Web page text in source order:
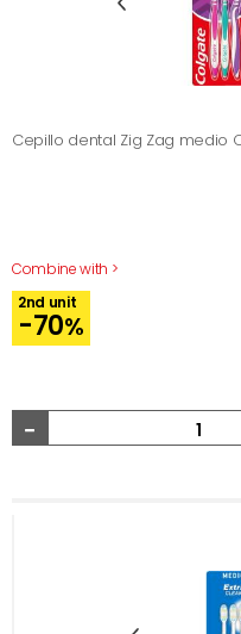
Cepillo dental Zig Zag medio
Combine with >
2nd unit
-70%
-